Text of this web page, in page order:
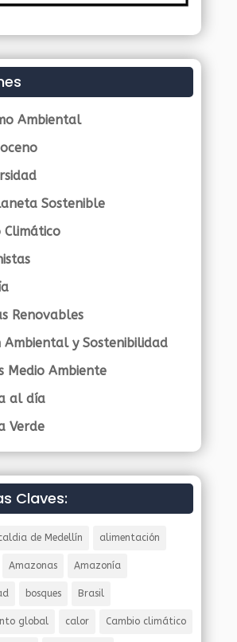
Ambiental
Sostenible
Climático
Renovables
Ambiental y Sostenibilidad
Medio Ambiente
al día
Verde
Claves:
de Medellín alimentación
Amazonas Amazonía
bosques Brasil
global calor Cambio climático